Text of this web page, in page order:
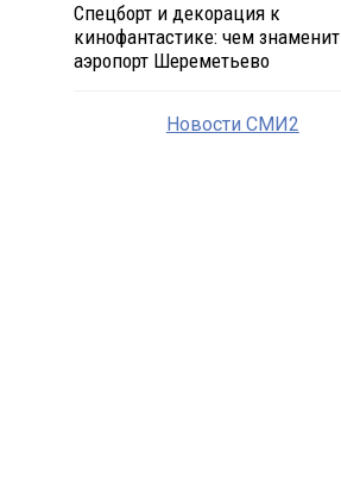
Спецборт и декорация к
кинофантастике: чем знаменит
аэропорт Шереметьево
Новости СМИ2